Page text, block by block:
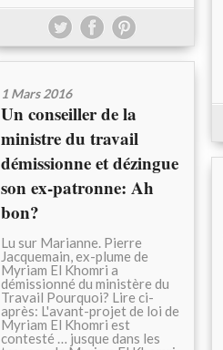
1 Mars 2016
Un conseiller de la
ministre du travail
démissionne et dézingue
son ex-patronne: Ah
bon?
Lu sur Marianne. Pierre
Jacquemain, ex-plume de
Myriam El Khomri a
démissionné du ministère du
Travail Pourquoi? Lire ci-
après: L'avant-projet de loi de
Myriam El Khomri est
contesté … jusque dans les